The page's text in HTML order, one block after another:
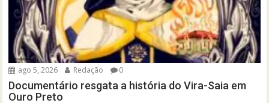
ago 5, 2026 Redação 0
Documentário resgata a história do Vira-Saia em
Ouro Preto